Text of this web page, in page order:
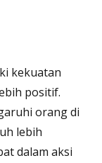
kekuatan
positif.
orang di
lebih
dalam aksi